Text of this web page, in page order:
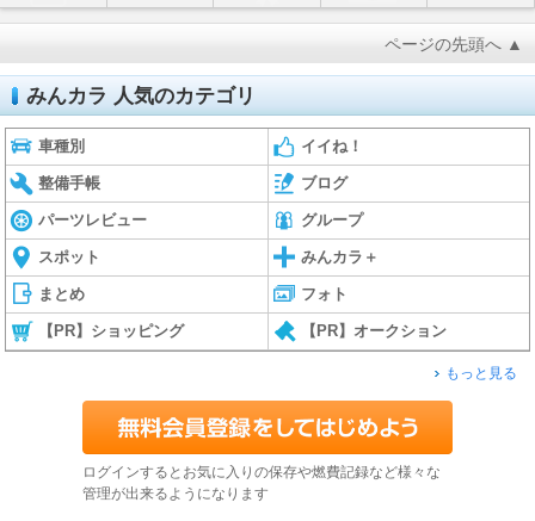
ページの先頭へ ▲
みんカラ 人気のカテゴリ
車種別 イイね！
整備手帳 ブログ
パーツレビュー グループ
スポット みんカラ＋
まとめ フォト
【PR】ショッピング 【PR】オークション
もっと見る
ログインするとお気に入りの保存や燃費記録など様々な
管理が出来るようになります